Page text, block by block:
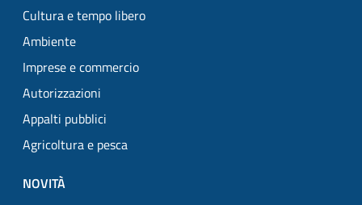
Cultura e tempo libero
Ambiente
Imprese e commercio
Autorizzazioni
Appalti pubblici
Agricoltura e pesca
NOVITÀ